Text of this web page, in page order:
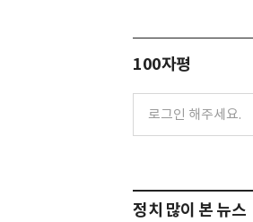
100자평
정치 많이 본 뉴스